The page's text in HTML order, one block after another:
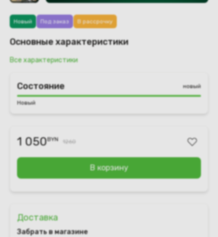
Новый Под заказ В рассрочку
Основные характеристики
Все характеристики
Состояние новый
Новый
1 050BYN 1260
В корзину
Доставка
Забрать в магазине